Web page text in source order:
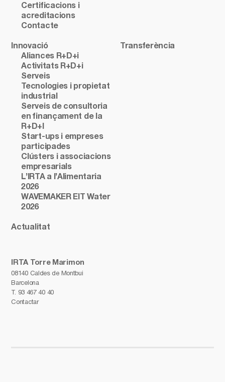
IRTA Torre Marimon
08140 Caldes de Montbui
Barcelona
T. 93 467 40 40
Contactar
Certificacions i
acreditacions
Contacte
Innovació
Aliances R+D+i
Activitats R+D+i
Serveis
Tecnologies i propietat
industrial
Serveis de consultoria
en finançament de la
R+D+I
Start-ups i empreses
participades
Clústers i associacions
empresarials
L’IRTA a l’Alimentaria
2026
WAVEMAKER EIT Water
2026
Transferència
Actualitat